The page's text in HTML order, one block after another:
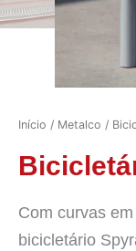
Início / Metalco /
Com curvas
bicicletário